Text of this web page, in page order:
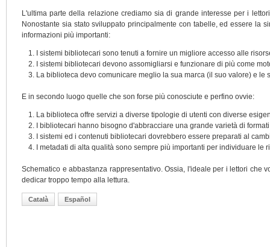
L'ultima parte della relazione crediamo sia di grande interesse per i
Nonostante sia stato sviluppato principalmente con tabelle, ed essere la
informazioni più importanti:
I sistemi bibliotecari sono tenuti a fornire un migliore accesso alle
I sistemi bibliotecari devono assomigliarsi e funzionare di più come
La biblioteca devo comunicare meglio la sua marca (il suo valore) e le
E in secondo luogo quelle che son forse più conosciute e perfino ovvie:
La biblioteca offre servizi a diverse tipologie di utenti con diverse
I bibliotecari hanno bisogno d'abbracciare una grande varietà di
I sistemi ed i contenuti bibliotecari dovrebbero essere preparati al
I metadati di alta qualità sono sempre più importanti per individuare le
Schematico e abbastanza rappresentativo. Ossia, l'ideale per i lettori che
dedicar troppo tempo alla lettura.
Català Español